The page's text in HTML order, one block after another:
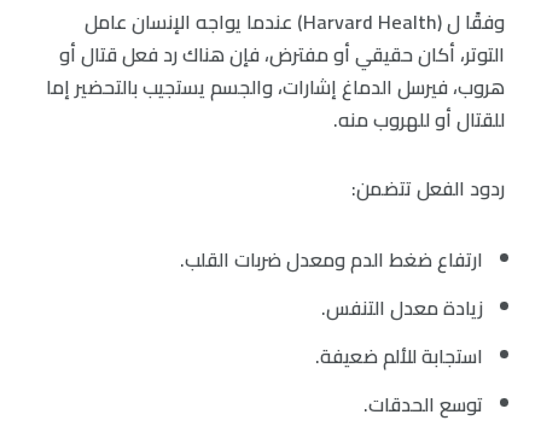
وفقًا ل (Harvard Health) عندما يواجه الإنسان عامل
التوتر، أكان حقيقي أو مفترض، فإن هناك رد فعل قتال أو
هروب، فيرسل الدماغ إشارات، والجسم يستجيب بالتحضير إما
للقتال أو للهروب منه.
ردود الفعل تتضمن:
ارتفاع ضغط الدم ومعدل ضربات القلب.
زيادة معدل التنفس.
استجابة للألم ضعيفة.
توسع الحدقات.